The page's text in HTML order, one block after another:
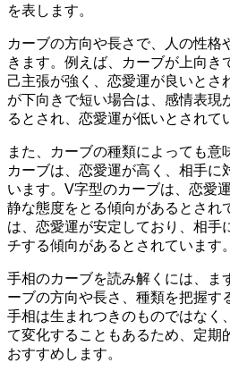
を表します。
カーブの方向や長さで、人の性格
きます。例えば、カーブが上向き
己主張が強く、恋愛運が良いとさ
が下向きで短い場合は、感情表現
るとされ、恋愛運が低いとされて
また、カーブの種類によっても意
カーブは、恋愛運が高く、相手に
います。V字型のカーブは、恋愛
静な態度をとる傾向があるとされ
は、恋愛運が安定しており、相手
チする傾向があるとされています。
手相のカーブを読み解くには、ま
ーブの方向や長さ、種類を把握す
手相は生まれつきのものではなく
て変化することもあるため、定期
おすすめします。